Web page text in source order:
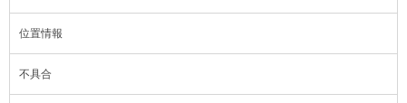
位置情報
不具合